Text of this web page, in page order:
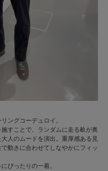
ングコーデュロイ。
すことで、ランダムに走る畝が奥
人のムードを演出。重厚感ある見
動きに合わせてしなやかにフィッ
ぴったりの一着。